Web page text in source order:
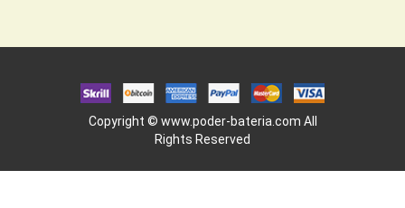
Copyright © www.poder-bateria.com All
Rights Reserved